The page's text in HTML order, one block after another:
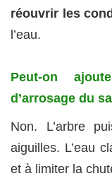
réouvrir les
l’eau.
Peut-on
d’arrosage du
Non. L’arbre
aiguilles. L’eau
et à limiter la